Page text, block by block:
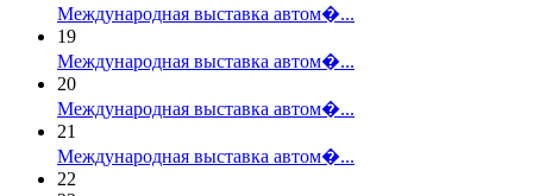
Международная выставка автом�...
19
Международная выставка автом�...
20
Международная выставка автом�...
21
Международная выставка автом�...
22